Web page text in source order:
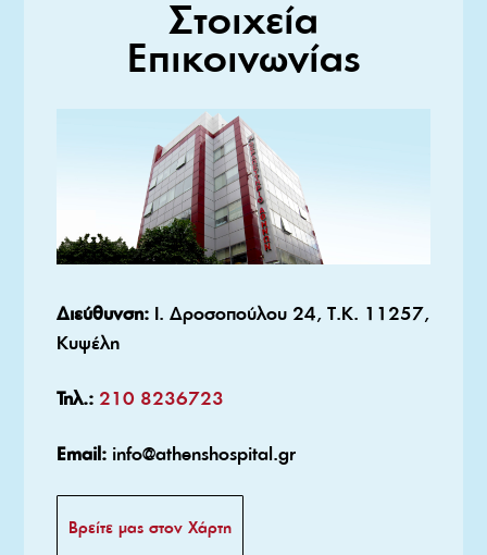
Στοιχεία
Επικοινωνίας
Διεύθυνση: Ι. Δροσοπούλου 24, Τ.Κ. 11257,
Κυψέλη
Τηλ.: 210 8236723
Email: info@athenshospital.gr
Βρείτε μας στον Χάρτη